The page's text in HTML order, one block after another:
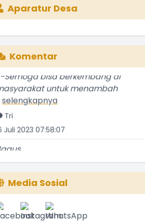
Aparatur Desa
Komentar
bisa berkembang di
untuk menambah
selengkapnya
Tri
Juli 2023 07:58:07
selengkapnya
Etti Sunar
Januari 2022 01:08:01
selengkapnya
Media Sosial